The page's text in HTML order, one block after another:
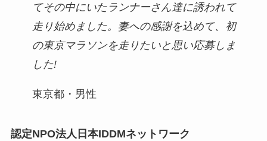
てその中にいたランナーさん達に誘われて
走り始めました。妻への感謝を込めて、初
の東京マラソンを走りたいと思い応募しま
した!
東京都・男性
認定NPO法人日本IDDMネットワーク